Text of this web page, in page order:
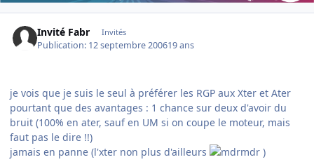
Invité Fabr Invités
Publication: 12 septembre 200619 ans
je vois que je suis le seul à préférer les RGP aux Xter et Ater
pourtant que des avantages : 1 chance sur deux d'avoir du
bruit (100% en ater, sauf en UM si on coupe le moteur, mais
faut pas le dire !!)
jamais en panne (l'xter non plus d'ailleurs
)